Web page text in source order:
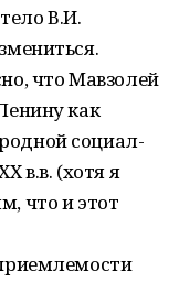
В.И.
что Мавзолей
как
социал-
в.в. (хотя я
что и этот